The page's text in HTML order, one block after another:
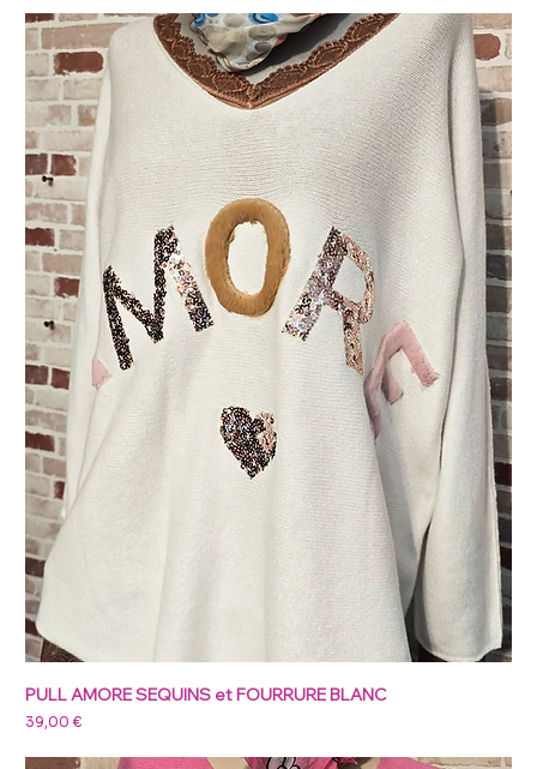
PULL AMORE SEQUINS et FOURRURE BLANC
Prix
39,00 €